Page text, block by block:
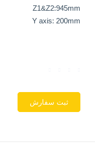
Z1&Z2:945mm
Y axis: 200mm
ثبت سفارش